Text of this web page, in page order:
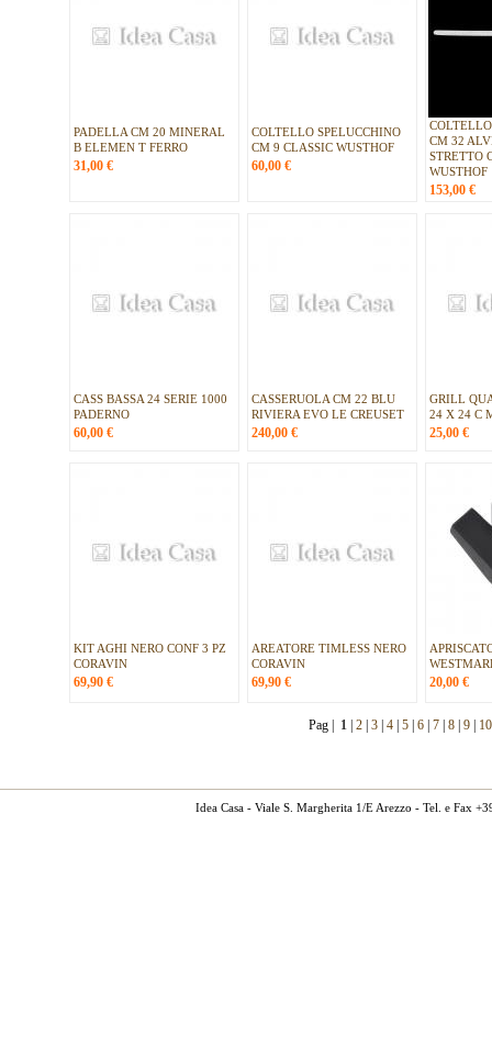
PADELLA CM 20 MINERAL
B ELEMEN T FERRO
31,00 €
COLTELLO SPELUCCHINO
CM 9 CLASSIC WUSTHOF
60,00 €
CM 32
STRETTO
WUSTHOF
153,00 €
CASS BASSA 24 SERIE 1000
PADERNO
60,00 €
CASSERUOLA CM 22 BLU
RIVIERA EVO LE CREUSET
240,00 €
GRILL
24 X 24 C
25,00 €
KIT AGHI NERO CONF 3 PZ
CORAVIN
69,90 €
AREATORE TIMLESS NERO
CORAVIN
69,90 € 20,00 €
Pag | 1| 2| 3| 4| 5| 6| 7| 8| 9| 10
Idea Casa - Viale S. Margherita 1/E Arezzo - Tel. e Fax